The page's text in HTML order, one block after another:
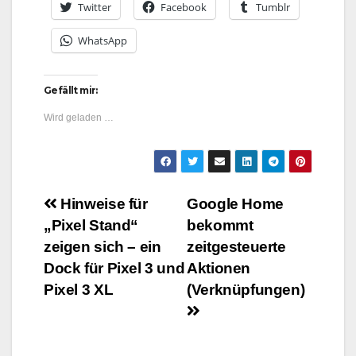
Twitter Facebook Tumblr
WhatsApp
Gefällt mir:
Wird geladen …
Beitragsnavigation
Google Home
bekommt
zeitgesteuerte
Aktionen
(Verknüpfungen)
Hinweise für
„Pixel Stand“
zeigen sich – ein
Dock für Pixel 3 und
Pixel 3 XL